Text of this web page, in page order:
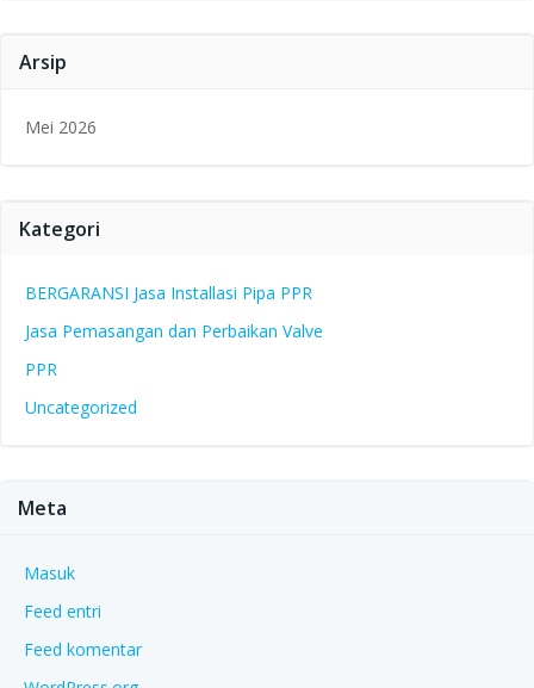
Arsip
Mei 2026
Kategori
BERGARANSI Jasa Installasi Pipa PPR
Jasa Pemasangan dan Perbaikan Valve
PPR
Uncategorized
Meta
Masuk
Feed entri
Feed komentar